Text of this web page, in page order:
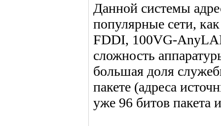
Данной системы
популярные сети,
FDDI, 100VG-
сложность
большая доля
пакете (адреса
уже 96 битов пакета